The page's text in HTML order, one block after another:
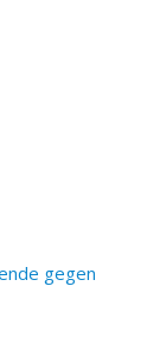
gegen